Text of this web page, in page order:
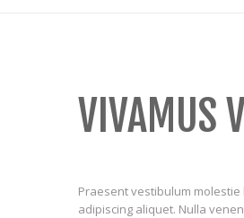
VIVAMUS
Praesent vestibulum
adipiscing aliquet. Nulla